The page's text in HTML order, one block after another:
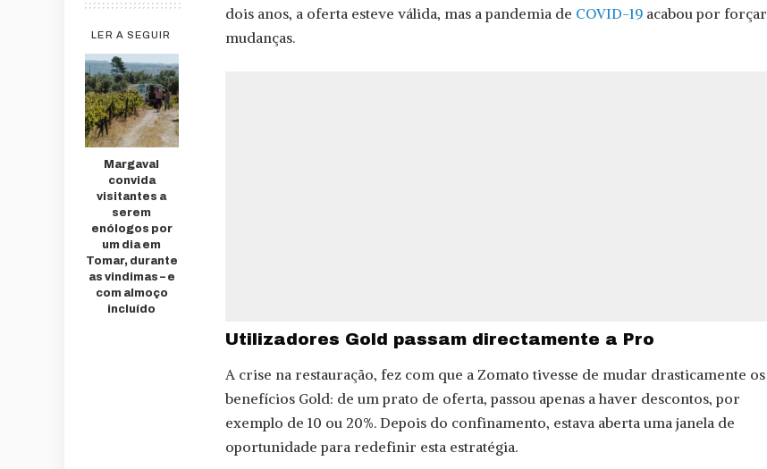
LER A SEGUIR
Margaval
convida
visitantes a
serem
enólogos por
um dia em
Tomar, durante
as vindimas – e
com almoço
incluído
dois anos, a oferta esteve válida, mas a pandemia de COVID-19 acabou por forçar
mudanças.
Utilizadores Gold passam directamente a Pro
A crise na restauração, fez com que a Zomato tivesse de mudar drasticamente os
benefícios Gold: de um prato de oferta, passou apenas a haver descontos, por
exemplo de 10 ou 20%. Depois do confinamento, estava aberta uma janela de
oportunidade para redefinir esta estratégia.